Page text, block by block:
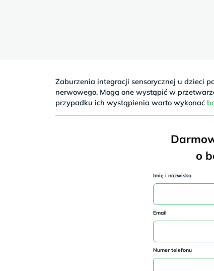
Zaburzenia integracji sensorycznej u dzieci
nerwowego. Mogą one wystąpić w
przypadku ich wystąpienia warto wykonać
o
Imię i nazwisko
Email
Numer telefonu